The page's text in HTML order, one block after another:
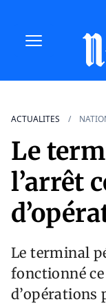
ACTUALITES
Le
l’arrêt
Le terminal
fonctionné
d’opérations